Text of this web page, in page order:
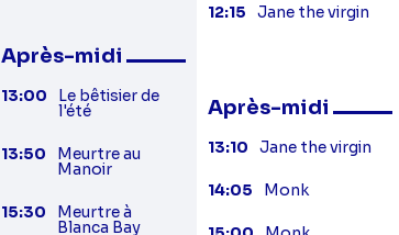
Après-midi
13:00 Le bêtisier de
l'été
13:50 Meurtre au
Manoir
15:30 Meurtre à
Blanca Bay
12:15 Jane the virgin
Après-midi
13:10 Jane the virgin
14:05 Monk